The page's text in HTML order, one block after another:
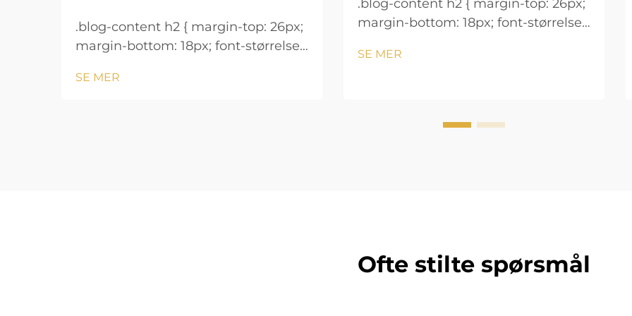
.blog-content h2 { margin-top: 26px;
margin-bottom: 18px; font-størrelse:
linjeavstand: normal; } .blog-content
SE MER
.blog-content h2 { margin-top: 26px;
margin-bottom: 18px; font-størrelse:
linjeavstand: normal; } .blog-content
SE MER
Ofte stilte spørsmål